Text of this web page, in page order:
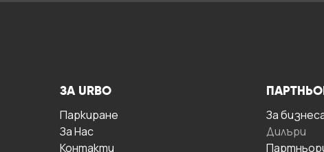
ЗА URBO
Паркиране
За Hас
Контакти
За
Дилъри